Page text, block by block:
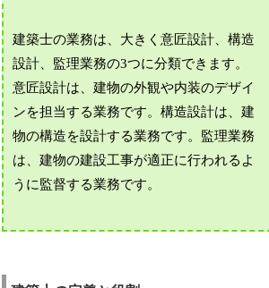
建築士の業務は、大きく意匠設計、構造
設計、監理業務の3つに分類できます。
意匠設計は、建物の外観や内装のデザイ
ンを担当する業務です。構造設計は、建
物の構造を設計する業務です。監理業務
は、建物の建設工事が適正に行われるよ
うに監督する業務です。